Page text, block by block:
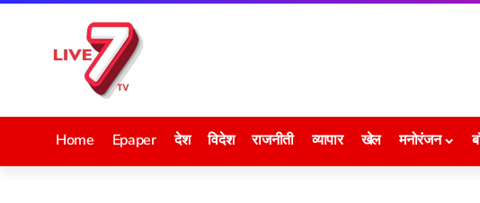
Home Epaper देश विदेश राजनीती व्यापार खेल मनोरंजन